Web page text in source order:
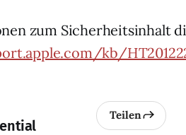
zum Sicherheitsinhalt
kb/
Teilen